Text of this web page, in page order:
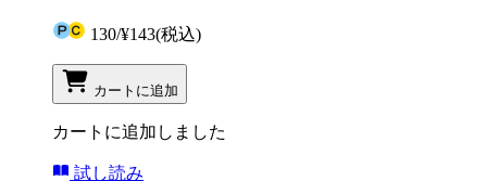
130/¥143(税込)
カートに追加
カートに追加しました
試し読み